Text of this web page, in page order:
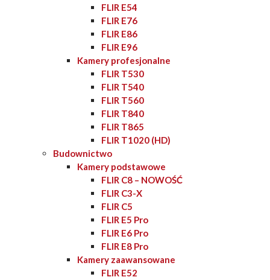
FLIR E54
FLIR E76
FLIR E86
FLIR E96
Kamery profesjonalne
FLIR T530
FLIR T540
FLIR T560
FLIR T840
FLIR T865
FLIR T1020 (HD)
Budownictwo
Kamery podstawowe
FLIR C8 – NOWOŚĆ
FLIR C3-X
FLIR C5
FLIR E5 Pro
FLIR E6 Pro
FLIR E8 Pro
Kamery zaawansowane
FLIR E52